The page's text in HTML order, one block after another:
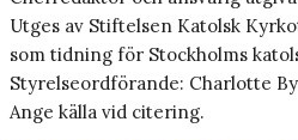
Utges av Stiftelsen Katolsk
som tidning för Stockholms
Styrelseordförande: Charlotte
Ange källa vid citering.